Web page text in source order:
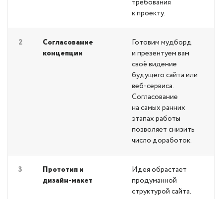
требования
к проекту.
2
Согласование
концепции
Готовим мудборд
и презентуем вам
своё видение
будущего сайта или
веб-сервиса.
Согласование
на самых ранних
этапах работы
позволяет снизить
число доработок.
3
Прототип и
дизайн-макет
Идея обрастает
продуманной
структурой сайта.